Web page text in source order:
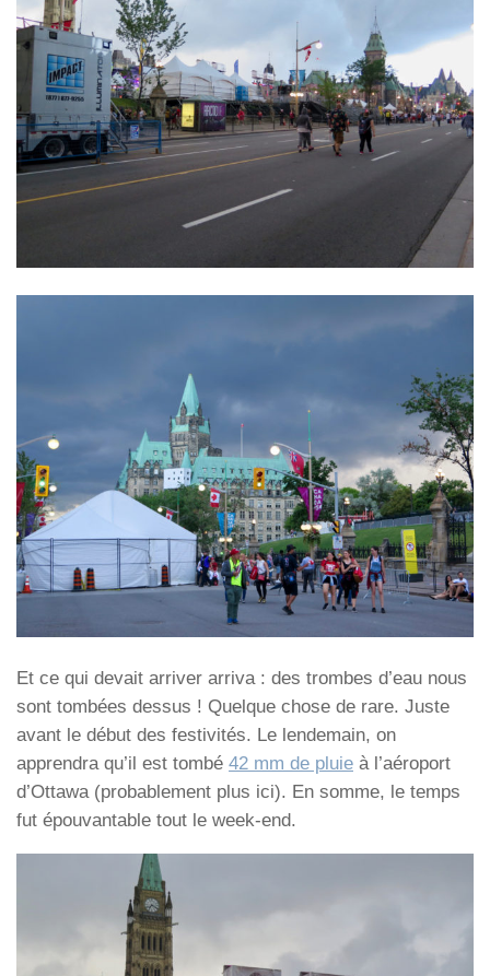
Et ce qui devait arriver arriva : des trombes d’eau nous
sont tombées dessus ! Quelque chose de rare. Juste
avant le début des festivités. Le lendemain, on
apprendra qu’il est tombé 42 mm de pluie à l’aéroport
d’Ottawa (probablement plus ici). En somme, le temps
fut épouvantable tout le week-end.